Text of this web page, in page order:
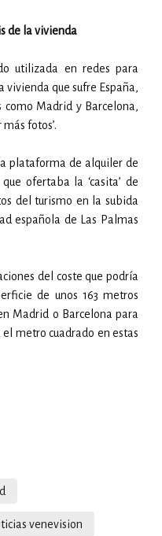
de la vivienda
utilizada en redes para
vivienda que sufre España,
como Madrid y Barcelona,
fotos’.
plataforma de alquiler de
ofertaba la ‘casita’ de
del turismo en la subida
española de Las Palmas
del coste que podría
de unos 163 metros
Madrid o Barcelona para
metro cuadrado en estas
venevision